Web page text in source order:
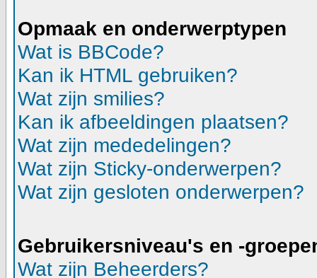
Opmaak en onderwerptypen
Wat is BBCode?
Kan ik HTML gebruiken?
Wat zijn smilies?
Kan ik afbeeldingen plaatsen?
Wat zijn mededelingen?
Wat zijn Sticky-onderwerpen?
Wat zijn gesloten onderwerpen?
Gebruikersniveau's en -
Wat zijn Beheerders?